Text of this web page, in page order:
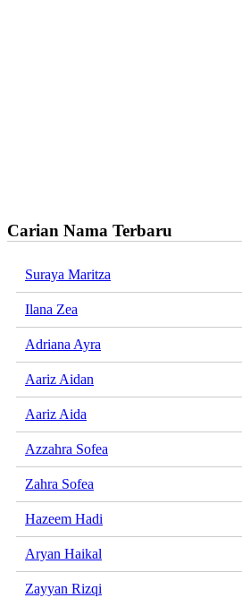
Carian Nama Terbaru
Suraya Maritza
Ilana Zea
Adriana Ayra
Aariz Aidan
Aariz Aida
Azzahra Sofea
Zahra Sofea
Hazeem Hadi
Aryan Haikal
Zayyan Rizqi